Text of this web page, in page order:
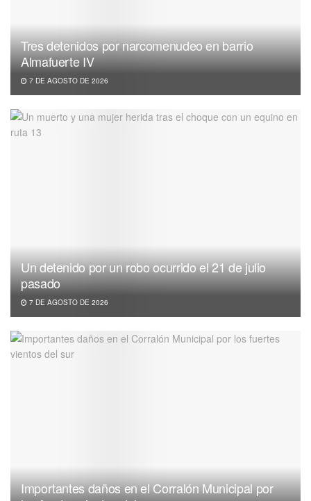
Tres detenidos por narcomenudeo en barrio
Almafuerte IV
7 DE AGOSTO DE 2026
Un detenido por un robo ocurrido el 21 de julio
pasado
7 DE AGOSTO DE 2026
Importantes daños en el Corralón Municipal por